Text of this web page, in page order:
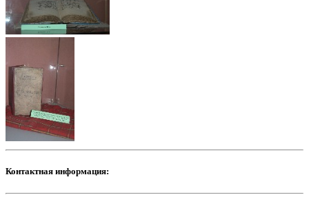
Контактная информация: